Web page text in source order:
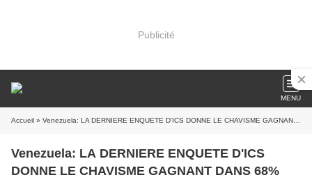
Publicité
MENU
Accueil » Venezuela: LA DERNIERE ENQUETE D'ICS DONNE LE CHAVISME GAGNANT DANS 68% DES MAIRIES
Venezuela: LA DERNIERE ENQUETE D'ICS
DONNE LE CHAVISME GAGNANT DANS 68%